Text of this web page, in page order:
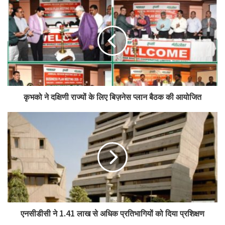
कृभको ने दक्षिणी राज्यों के लिए बिज़नेस प्लान बैठक की आयोजित
एनसीडीसी ने 1.41 लाख से अधिक प्रतिभागियों को दिया प्रशिक्षण